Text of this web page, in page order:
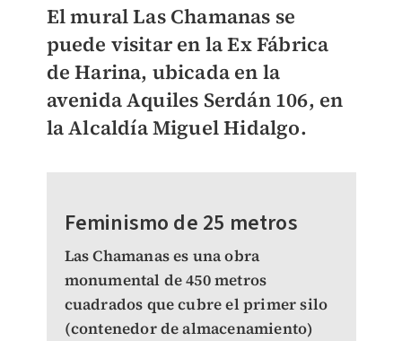
El mural Las Chamanas se
puede visitar en la Ex Fábrica
de Harina, ubicada en la
avenida Aquiles Serdán 106, en
la Alcaldía Miguel Hidalgo.
Feminismo de 25 metros
Las Chamanas es una obra
monumental de 450 metros
cuadrados que cubre el primer silo
(contenedor de almacenamiento)